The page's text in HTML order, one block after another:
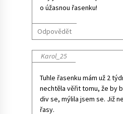
o úžasnou řasenku!
Odpovědět
Karol_25
Tuhle řasenku mám už 2
nechtěla věřit tomu, že by
div se, mýlila jsem se. Již
řasy.